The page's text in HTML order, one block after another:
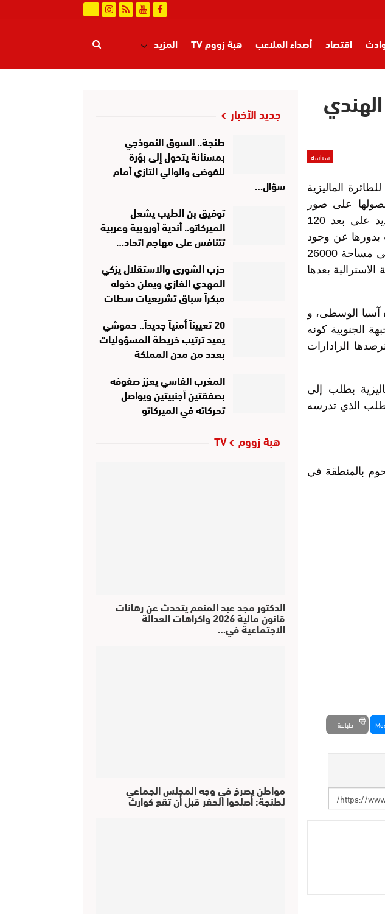
اقتصاد أصداء الملاعب هبة زووم TV المزيد
سياسة
يكون للطائرة الماليزية
على صور
فضائية للمجسم المذكور في 18 من مارس المنصرم، و يقع الموقع الجديد على بعد 120
بدورها عن وجود
جسم ما بالمنطقة ،جندت على إثره إمكانات هامة للبحث البحري و الجوي على مساحة 26000
الاسترالية بعدها
آسيا الوسطى، و
الجنوبية كونه
دون أن ترصدها الرادارات
السلطات الماليزية بطلب إلى
الذي تدرسه
بالمنطقة في
طباعة
جديد الأخبار
طنجة.. السوق النموذجي
بمسنانة يتحول إلى بؤرة
للفوضى والوالي التازي أمام
سؤال…
توفيق بن الطيب يشعل
الميركاتو.. أندية أوروبية وعربية
تتنافس على مهاجم اتحاد…
حزب الشورى والاستقلال يزكي
المهدي الغازي ويعلن دخوله
مبكراً سباق تشريعيات سطات
20 تعييناً أمنياً جديداً.. حموشي
يعيد ترتيب خريطة المسؤوليات
بعدد من مدن المملكة
المغرب الفاسي يعزز صفوفه
بصفقتين أجنبيتين ويواصل
تحركاته في الميركاتو
هبة زووم TV
الدكتور مجد عبد المنعم يتحدث عن رهانات
قانون مالية 2026 واكراهات العدالة
الاجتماعية في…
مواطن يصرخ في وجه المجلس الجماعي
لطنجة: أصلحوا الحفر قبل أن تقع كوارث